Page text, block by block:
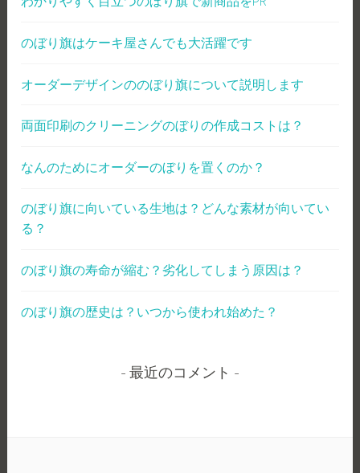
のぼり旗はケーキ屋さんでも大活躍です
オーダーデザインののぼり旗について説明します
両面印刷のクリーニングのぼりの作成コストは？
なんのためにオーダーのぼりを置くのか？
のぼり旗に向いている生地は？どんな素材が向いてい
る？
のぼり旗の寿命が縮む？劣化してしまう原因は？
のぼり旗の歴史は？いつから使われ始めた？
最近のコメント